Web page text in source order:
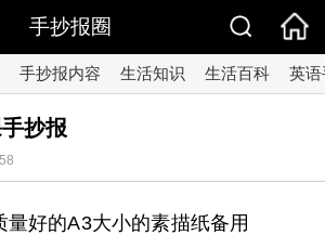
手抄报圈
手抄报内容 生活知识 生活百科 英
抄报
量好的A3大小的素描纸备用